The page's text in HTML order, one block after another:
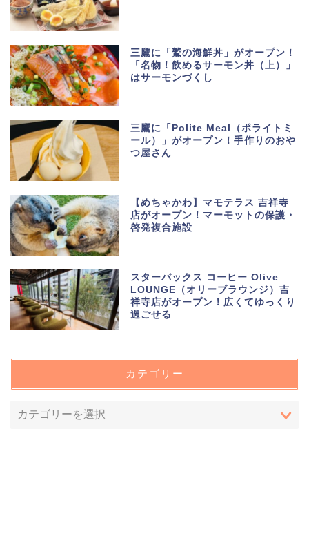
三鷹に「鷲の海鮮丼」がオープン！
「名物！飲めるサーモン丼（上）」
はサーモンづくし
三鷹に「Polite Meal（ポライトミ
ール）」がオープン！手作りのおや
つ屋さん
【めちゃかわ】マモテラス 吉祥寺
店がオープン！マーモットの保護・
啓発複合施設
スターバックス コーヒー Olive
LOUNGE（オリーブラウンジ）吉
祥寺店がオープン！広くてゆっくり
過ごせる
カテゴリー